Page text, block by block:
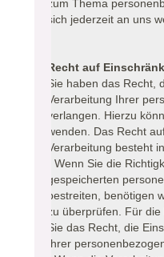
zum Thema
sich jederzeit an uns
Recht auf
Sie haben das Recht,
Verarbeitung Ihrer
verlangen. Hierzu
wenden. Das Recht
Verarbeitung besteht
- Wenn Sie die
gespeicherten
bestreiten, benötigen
zu überprüfen. Für
Sie das Recht, die
Ihrer